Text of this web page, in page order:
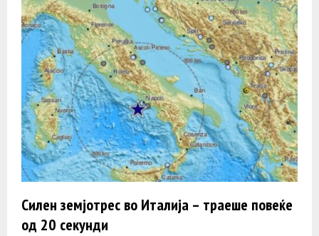
Силен земјотрес во Италија – траеше повеќе
од 20 секунди